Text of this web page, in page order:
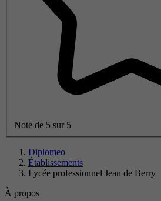
Note de 5 sur 5
Diplomeo
Établissements
Lycée professionnel Jean de Berry
À propos